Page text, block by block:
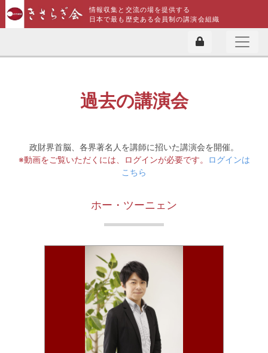
情報収集と交流の場を提供する
日本で最も歴史ある会員制の講演会組織
過去の講演会
政財界首脳、各界著名人を講師に招いた講演会を開催。
※動画をご覧いただくには、ログインが必要です。
ログインは
こちら
ホー・ツーニェン